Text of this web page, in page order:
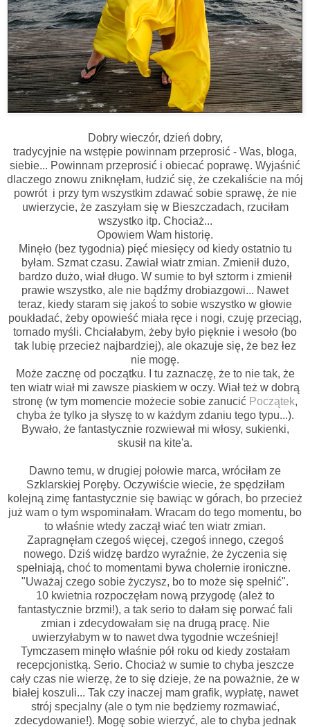
Dobry wieczór, dzień dobry,
tradycyjnie na wstępie powinnam przeprosić - Was, bloga,
siebie... Powinnam przeprosić i obiecać poprawę. Wyjaśnić
dlaczego znowu zniknęłam, łudzić się, że czekaliście na mój
powrót i przy tym wszystkim zdawać sobie sprawę, że nie
uwierzycie, że zaszyłam się w Bieszczadach, rzuciłam
wszystko itp. Chociaż...
Opowiem Wam historię.
Minęło (bez tygodnia) pięć miesięcy od kiedy ostatnio tu
byłam. Szmat czasu. Zawiał wiatr zmian. Zmienił dużo,
bardzo dużo, wiał długo. W sumie to był sztorm i zmienił
prawie wszystko, ale nie bądźmy drobiazgowi... Nawet
teraz, kiedy staram się jakoś to sobie wszystko w głowie
poukładać, żeby opowieść miała ręce i nogi, czuję przeciąg,
tornado myśli. Chciałabym, żeby było pięknie i wesoło (bo
tak lubię przecież najbardziej), ale okazuje się, że bez łez
nie mogę.
Może zacznę od początku. I tu zaznaczę, że to nie tak, że
ten wiatr wiał mi zawsze piaskiem w oczy. Wiał też w dobrą
stronę (w tym momencie możecie sobie zanucić Początek,
chyba że tylko ja słyszę to w każdym zdaniu tego typu...).
Bywało, że fantastycznie rozwiewał mi włosy, sukienki,
skusił na kite'a.
Dawno temu, w drugiej połowie marca, wróciłam ze
Szklarskiej Poręby. Oczywiście wiecie, że spędziłam
kolejną zimę fantastycznie się bawiąc w górach, bo przecież
już wam o tym wspominałam. Wracam do tego momentu, bo
to właśnie wtedy zaczął wiać ten wiatr zmian.
Zapragnęłam czegoś więcej, czegoś innego, czegoś
nowego. Dziś widzę bardzo wyraźnie, że życzenia się
spełniają, choć to momentami bywa cholernie ironiczne.
"Uważaj czego sobie życzysz, bo to może się spełnić".
10 kwietnia rozpoczęłam nową przygodę (ależ to
fantastycznie brzmi!), a tak serio to dałam się porwać fali
zmian i zdecydowałam się na drugą pracę. Nie
uwierzyłabym w to nawet dwa tygodnie wcześniej!
Tymczasem minęło właśnie pół roku od kiedy zostałam
recepcjonistką. Serio. Chociaż w sumie to chyba jeszcze
cały czas nie wierzę, że to się dzieje, że na poważnie, że w
białej koszuli... Tak czy inaczej mam grafik, wypłatę, nawet
strój specjalny (ale o tym nie będziemy rozmawiać,
zdecydowanie!). Mogę sobie wierzyć, ale to chyba jednak